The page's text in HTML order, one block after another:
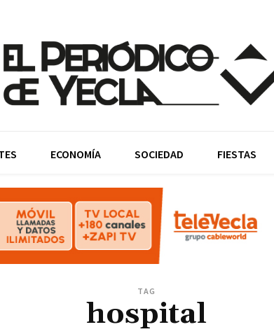
ECONOMÍA SOCIEDAD FIESTAS
TAG
hospital